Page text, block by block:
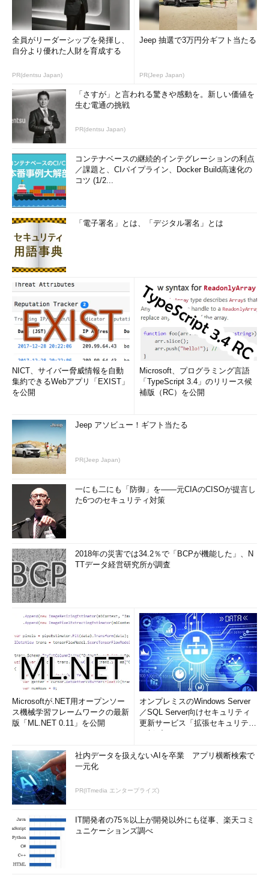
全員がリーダーシップを発揮し、
自分より優れた人財を育成する
PR(dentsu Japan)
Jeep 抽選で3万円分ギフト当たる
PR(Jeep Japan)
「さすが」と言われる驚きや感動を。新しい価値を
生む電通の挑戦
PR(dentsu Japan)
コンテナベースの継続的インテグレーションの利点
／課題と、CIパイプライン、Docker Build高速化の
コツ (1/2...
「電子署名」とは、「デジタル署名」とは
NICT、サイバー脅威情報を自動
集約できるWebアプリ「EXIST」
を公開
Microsoft、プログラミング言語
「TypeScript 3.4」のリリース候
補版（RC）を公開
Jeep アソビュー！ギフト当たる
PR(Jeep Japan)
一にも二にも「防御」を――元CIAのCISOが提言し
た6つのセキュリティ対策
2018年の災害では34.2％で「BCPが機能した」、N
TTデータ経営研究所が調査
Microsoftが.NET用オープンソー
ス機械学習フレームワークの最新
版「ML.NET 0.11」を公開
オンプレミスのWindows Server
／SQL Server向けセキュリティ
更新サービス「拡張セキュリティ
社内データを扱えないAIを卒業 アプリ横断検索で
一元化
PR(ITmedia エンタープライズ)
IT開発者の75％以上が開発以外にも従事、楽天コミ
ュニケーションズ調べ